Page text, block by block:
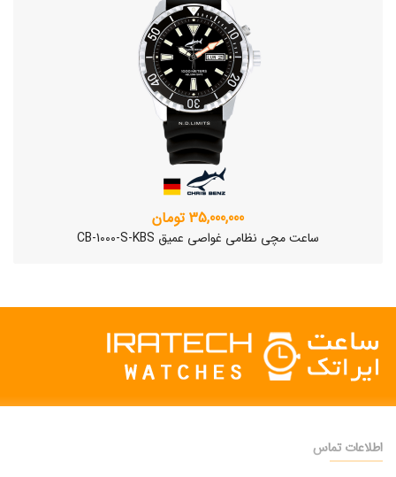
35,000,000 تومان
ساعت مچی نظامی غواصی عمیق CB-1000-S-KBS
اطلاعات تماس